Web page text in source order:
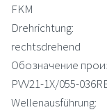
FKM
Drehrichtung:
rechtsdrehend
Обозначение
PVV21-1X/055-
Wellenausführung: